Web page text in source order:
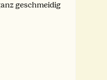
geschmeidig